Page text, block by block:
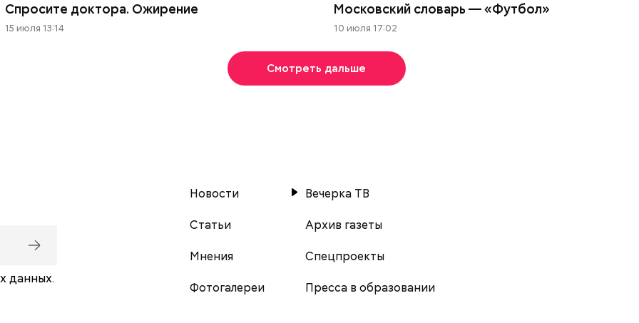
Спросите доктора. Ожирение
15 июля 13:14
Московский словарь — «Футбол»
10 июля 17:02
Смотреть дальше
данных.
Новости
Статьи
Мнения
Фотогалереи
Вечерка ТВ
Архив газеты
Спецпроекты
Пресса в образовании